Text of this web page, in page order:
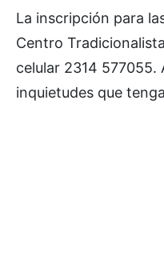
La inscripción para
Centro
celular 2314
inquietudes que